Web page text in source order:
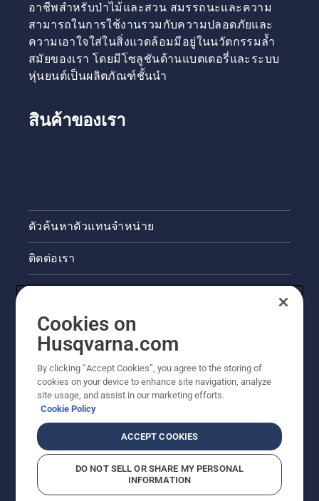
อาชีพสำหรับป่าไม้และสวน สมรรถนะและความ
สามารถในการใช้งานรวมกับความปลอดภัยและ
ความเอาใจใส่ในสิ่งแวดล้อมมีอยู่ในนวัตกรรมล้ำ
สมัยของเรา โดยมีโซลูชันด้านแบตเตอรี่และระบบ
หุ่นยนต์เป็นผลิตภัณฑ์ชั้นนำ
สินค้าของเรา
ตัวค้นหาตัวแทนจำหน่าย
ติดต่อเรา
ข่าวสารและกิจกรรม
ข้อมูลผลิตภัณฑ์ทางกฎหมาย
ไซต์ฮุสวาน่าอื่นๆ
Cookies on
Husqvarna.com
By clicking “Accept Cookies”, you agree to the storing of
cookies on your device to enhance site navigation, analyze
site usage, and assist in our marketing efforts.
Cookie Policy
ACCEPT COOKIES
DO NOT SELL OR SHARE MY PERSONAL
INFORMATION